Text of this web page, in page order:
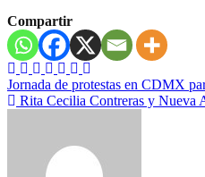
Compartir
Navegación
de
Jornada de protestas en CDMX
Rita Cecilia Contreras y Nueva